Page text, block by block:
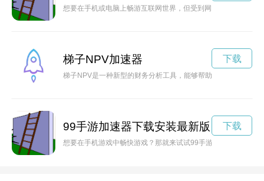
想要在手机或电脑上畅游互联网世界，但受到网络速度的限制
梯子NPV加速器
梯子NPV是一种新型的财务分析工具，能够帮助企业更准确地
下载
99手游加速器下载安装最新版
想要在手机游戏中畅快游戏？那就来试试99手游加速器官方版
下载